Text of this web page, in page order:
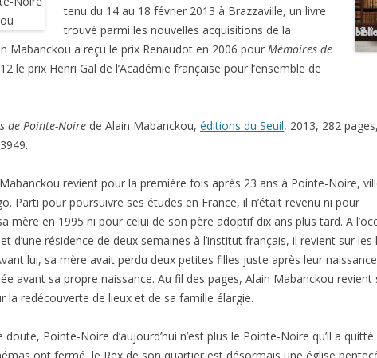
tenu du 14 au 18 février 2013 à Brazzaville, un livre
trouvé parmi les nouvelles acquisitions de la
Mabanckou a reçu le prix Renaudot en 2006 pour Mémoires de
le prix Henri Gal de l’Académie française pour l’ensemble de
de Pointe-Noire de Alain Mabanckou, éditions du Seuil, 2013, 282 pages,
revient pour la première fois après 23 ans à Pointe-Noire,
Parti pour poursuivre ses études en France, il n’était revenu ni pour
mère en 1995 ni pour celui de son père adoptif dix ans plus tard. A
d’une résidence de deux semaines à l’institut français, il revient sur les
lui, sa mère avait perdu deux petites filles juste après leur
avant sa propre naissance. Au fil des pages, Alain Mabanckou revient
la redécouverte de lieux et de sa famille élargie.
doute, Pointe-Noire d’aujourd’hui n’est plus le Pointe-Noire qu’il a quitté